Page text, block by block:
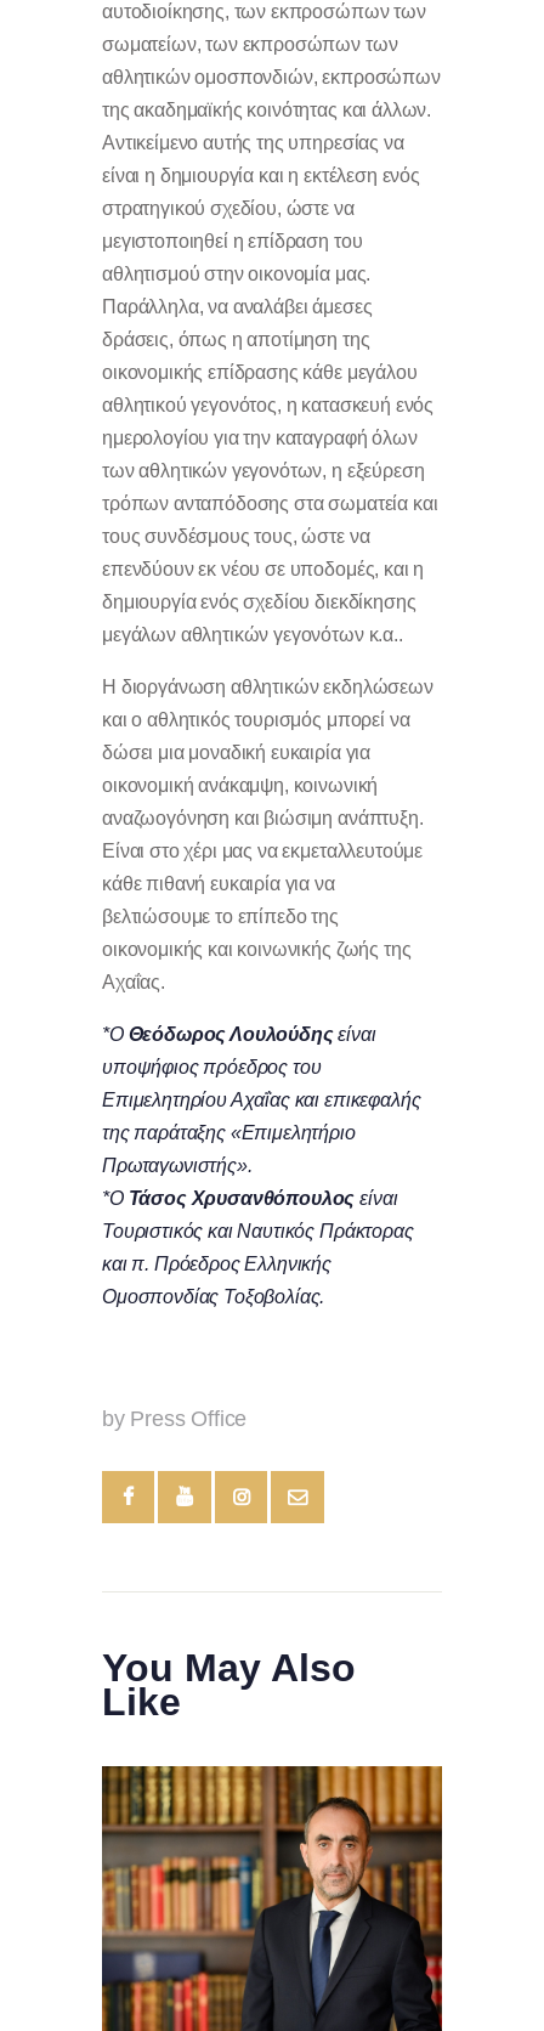
αυτοδιοίκησης, των εκπροσώπων των
σωματείων, των εκπροσώπων των
αθλητικών ομοσπονδιών, εκπροσώπων
της ακαδημαϊκής κοινότητας και άλλων.
Αντικείμενο αυτής της υπηρεσίας να
είναι η δημιουργία και η εκτέλεση ενός
στρατηγικού σχεδίου, ώστε να
μεγιστοποιηθεί η επίδραση του
αθλητισμού στην οικονομία μας.
Παράλληλα, να αναλάβει άμεσες
δράσεις, όπως η αποτίμηση της
οικονομικής επίδρασης κάθε μεγάλου
αθλητικού γεγονότος, η κατασκευή ενός
ημερολογίου για την καταγραφή όλων
των αθλητικών γεγονότων, η εξεύρεση
τρόπων ανταπόδοσης στα σωματεία και
τους συνδέσμους τους, ώστε να
επενδύουν εκ νέου σε υποδομές, και η
δημιουργία ενός σχεδίου διεκδίκησης
μεγάλων αθλητικών γεγονότων κ.α..
Η διοργάνωση αθλητικών εκδηλώσεων
και ο αθλητικός τουρισμός μπορεί να
δώσει μια μοναδική ευκαιρία για
οικονομική ανάκαμψη, κοινωνική
αναζωογόνηση και βιώσιμη ανάπτυξη.
Είναι στο χέρι μας να εκμεταλλευτούμε
κάθε πιθανή ευκαιρία για να
βελτιώσουμε το επίπεδο της
οικονομικής και κοινωνικής ζωής της
Αχαΐας.
*Ο Θεόδωρος Λουλούδηςείναι
υποψήφιος πρόεδρος του
Επιμελητηρίου Αχαΐας και επικεφαλής
της παράταξης «Επιμελητήριο
Πρωταγωνιστής».
*Ο Τάσος Χρυσανθόπουλος είναι
Τουριστικός και Ναυτικός Πράκτορας
και π. Πρόεδρος Ελληνικής
Ομοσπονδίας Τοξοβολίας.
by Press Office
You May Also
Like